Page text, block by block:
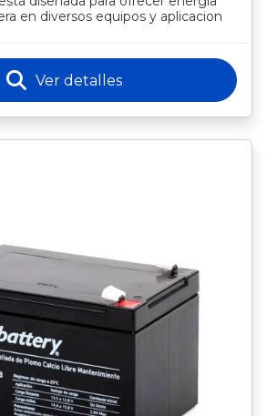
en diversos equipos y aplicacion
Ver detalles